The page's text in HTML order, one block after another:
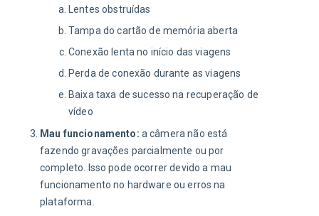
Lentes obstruídas
Tampa do cartão de memória aberta
Conexão lenta no início das viagens
Perda de conexão durante as viagens
Baixa taxa de sucesso na recuperação de
vídeo
Mau funcionamento: a câmera não está
fazendo gravações parcialmente ou por
completo. Isso pode ocorrer devido a mau
funcionamento no hardware ou erros na
plataforma.